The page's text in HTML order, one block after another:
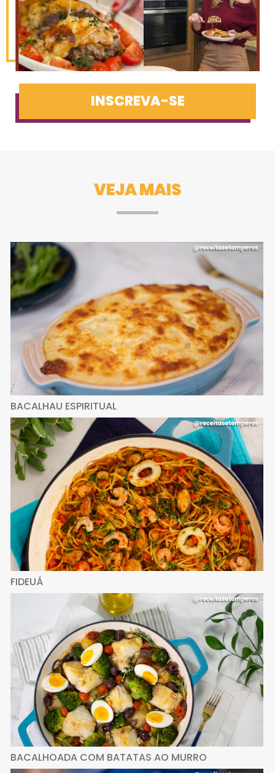
INSCREVA-SE
VEJA MAIS
BACALHAU ESPIRITUAL
FIDEUÁ
BACALHOADA COM BATATAS AO MURRO